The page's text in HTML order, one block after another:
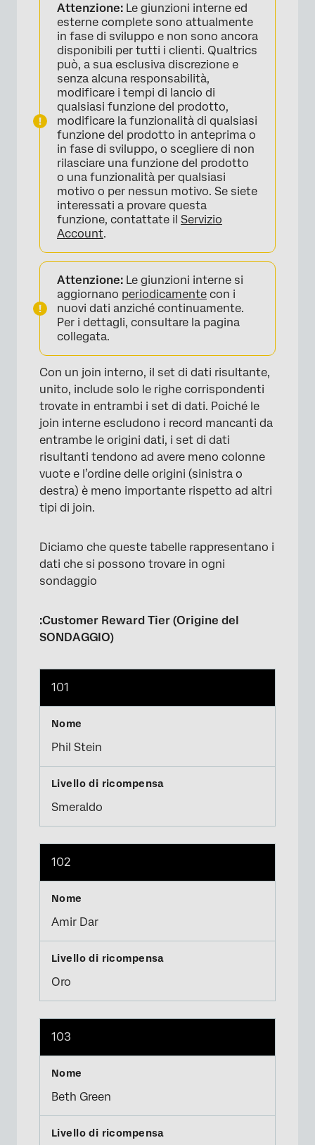
Attenzione: Le giunzioni interne ed
esterne complete sono attualmente
in fase di sviluppo e non sono ancora
disponibili per tutti i clienti. Qualtrics
può, a sua esclusiva discrezione e
senza alcuna responsabilità,
modificare i tempi di lancio di
qualsiasi funzione del prodotto,
modificare la funzionalità di qualsiasi
funzione del prodotto in anteprima o
in fase di sviluppo, o scegliere di non
rilasciare una funzione del prodotto
o una funzionalità per qualsiasi
motivo o per nessun motivo. Se siete
interessati a provare questa
funzione, contattate il Servizio
Account.
Attenzione: Le giunzioni interne si
aggiornano periodicamente con i
nuovi dati anziché continuamente.
Per i dettagli, consultare la pagina
collegata.
Con un join interno, il set di dati risultante,
unito, include solo le righe corrispondenti
trovate in entrambi i set di dati. Poiché le
join interne escludono i record mancanti da
entrambe le origini dati, i set di dati
risultanti tendono ad avere meno colonne
vuote e l’ordine delle origini (sinistra o
destra) è meno importante rispetto ad altri
tipi di join.
Diciamo che queste tabelle rappresentano i
dati che si possono trovare in ogni
sondaggio
:Customer Reward Tier (Origine del
SONDAGGIO)
101
Phil Stein
Smeraldo
102
Amir Dar
Oro
103
Beth Green